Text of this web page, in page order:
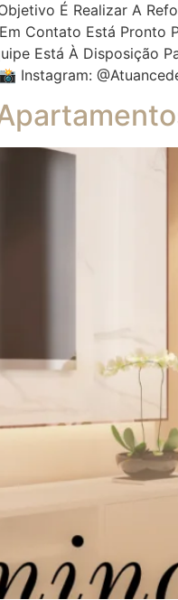
É Realizar A
Contato Está
Está À Disposição
Instagram: